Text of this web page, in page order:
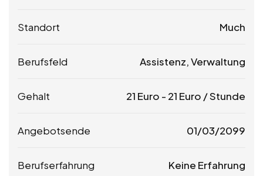
Standort Much
Berufsfeld Assistenz, Verwaltung
Gehalt 21 Euro - 21 Euro / Stunde
Angebotsende 01/03/2099
Berufserfahrung Keine Erfahrung